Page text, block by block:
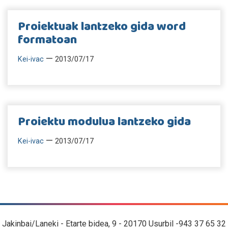
Proiektuak lantzeko gida word
formatoan
Kei-ivac — 2013/07/17
Proiektu modulua lantzeko gida
Kei-ivac — 2013/07/17
Jakinbai/Laneki - Etarte bidea, 9 - 20170 Usurbil -943 37 65 32